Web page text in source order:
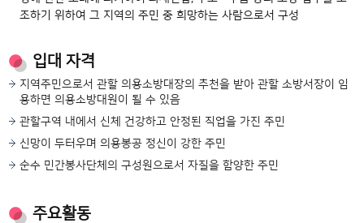
조하기 위하여 그 지역의 주민 중 희망하는 사람으로서 구성
입대 자격
지역주민으로서 관할 의용소방대장의 추천을 받아 관할 소방서장이 임
용하면 의용소방대원이 될 수 있음
관할구역 내에서 신체 건강하고 안정된 직업을 가진 주민
신망이 두터우며 의용봉공 정신이 강한 주민
순수 민간봉사단체의 구성원으로서 자질을 함양한 주민
주요활동